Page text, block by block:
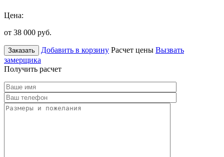
Цена:
от 38 000 руб.
Заказать Добавить в корзину Расчет цены Вызвать
замерщика
Получить расчет